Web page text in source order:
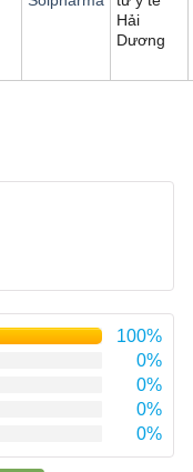
Hải
Dương
100%
0%
0%
0%
0%